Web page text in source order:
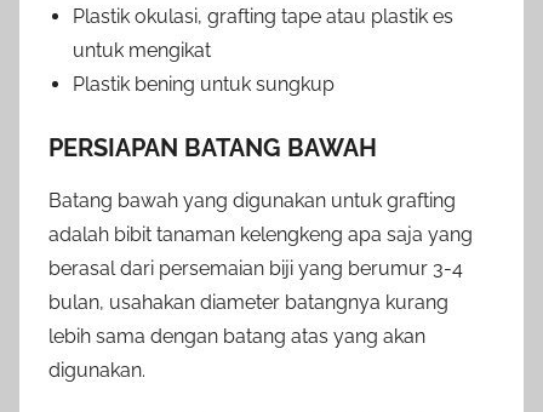
Plastik okulasi, grafting tape atau plastik es
untuk mengikat
Plastik bening untuk sungkup
PERSIAPAN BATANG BAWAH
Batang bawah yang digunakan untuk grafting
adalah bibit tanaman kelengkeng apa saja yang
berasal dari persemaian biji yang berumur 3-4
bulan, usahakan diameter batangnya kurang
lebih sama dengan batang atas yang akan
digunakan.